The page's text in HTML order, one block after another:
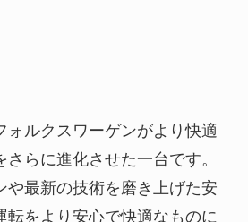
ォルクスワーゲンがより快適
らに進化させた一台です。
や最新の技術を磨き上げた安
をより安心で快適なものに